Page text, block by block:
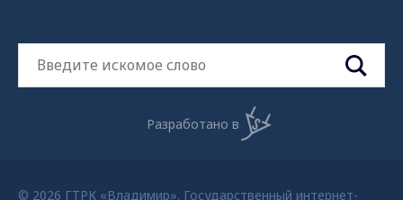
Разработано в
© 2026 ГТРК «Владимир». Государственный интернет-